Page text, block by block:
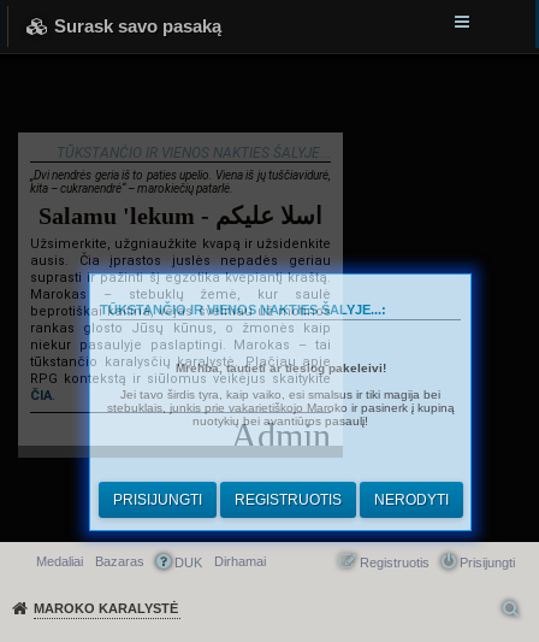
Surask savo pasaką
TŪKSTANČIO IR VIENOS NAKTIES ŠALYJE...
„Dvi nendrės geria iš to paties upelio. Viena iš jų tuščiavidurė,
kita – cukranendrė“ – marokiečių patarlė.
Salamu 'lekum - اسلا عليكم
Užsimerkite, užgniaužkite kvapą ir užsidenkite
ausis. Čia įprastos juslės nepadės geriau
suprasti ir pažinti šį egzotika kvepiantį kraštą.
Marokas – stebuklų žemė, kur saulė
beprotiškai kaitina, vėjas švelniau už motinos
rankas glosto Jūsų kūnus, o žmonės kaip
niekur pasaulyje paslaptingi. Marokas – tai
tūkstančio karalysčių karalystė. Plačiau apie
RPG kontekstą ir siūlomus veikėjus skaitykite
ČIA.
Admin
Greitasis meniu
Medaliai Bazaras DUK Dirhamai Prisijungti
Registruotis
MAROKO KARALYSTĖ
TŪKSTANČIO IR VIENOS NAKTIES ŠALYJE...:
Mrehba, tautieti ar tiesiog pakeleivi!
Jei tavo širdis tyra, kaip vaiko, esi smalsus ir tiki magija bei
stebuklais, junkis prie vakarietiškojo Maroko ir pasinerk į kupiną
nuotykių bei avantiūros pasaulį!
PRISIJUNGTI REGISTRUOTIS NERODYTI